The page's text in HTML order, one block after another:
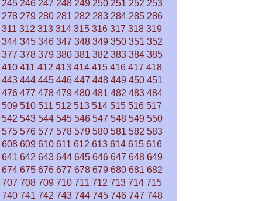
245 246 247 248 249 250 251 252 253
278 279 280 281 282 283 284 285 286
311 312 313 314 315 316 317 318 319
344 345 346 347 348 349 350 351 352
377 378 379 380 381 382 383 384 385
410 411 412 413 414 415 416 417 418
443 444 445 446 447 448 449 450 451
476 477 478 479 480 481 482 483 484
509 510 511 512 513 514 515 516 517
542 543 544 545 546 547 548 549 550
575 576 577 578 579 580 581 582 583
608 609 610 611 612 613 614 615 616
641 642 643 644 645 646 647 648 649
674 675 676 677 678 679 680 681 682
707 708 709 710 711 712 713 714 715
740 741 742 743 744 745 746 747 748